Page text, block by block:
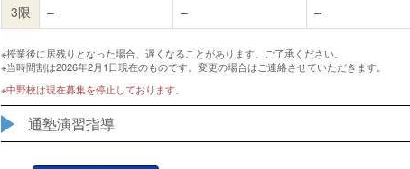
3限
– – –
※授業後に居残りとなった場合、遅くなることがあります。ご了承ください。
※当時間割は2026年2月1日現在のものです。変更の場合はご連絡させていただきます。
※中野校は現在募集を停止しております。
通塾演習指導